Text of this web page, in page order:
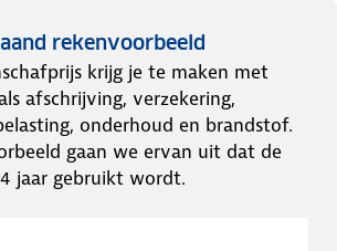
rekenvoorbeeld
krijg je te maken met
afschrijving, verzekering,
onderhoud en brandstof.
gaan we ervan uit dat de
jaar gebruikt wordt.